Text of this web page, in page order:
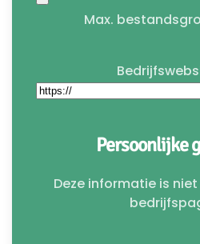
Max.
Persoonlijke
Deze informatie is